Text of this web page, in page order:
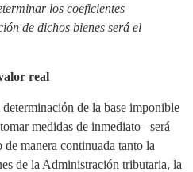
los coeficientes
de dichos bienes será el
real
de la base imponible
medidas de inmediato –será
manera continuada tanto la
de la Administración tributaria, la